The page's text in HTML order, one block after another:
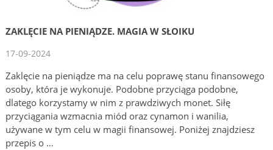
ZAKLĘCIE NA PIENIĄDZE. MAGIA W SŁOIKU
17-09-2024
Zaklęcie na pieniądze ma na celu poprawę stanu finansowego
osoby, która je wykonuje. Podobne przyciąga podobne,
dlatego korzystamy w nim z prawdziwych monet. Siłę
przyciągania wzmacnia miód oraz cynamon i wanilia,
używane w tym celu w magii finansowej. Poniżej znajdziesz
przepis o …